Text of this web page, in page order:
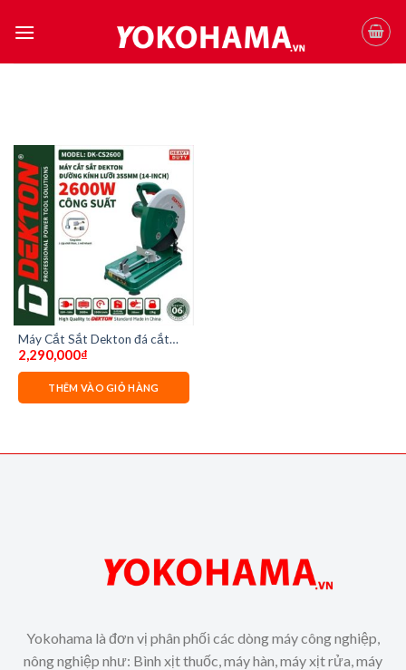
Máy Cắt Sắt Dekton đá cắt
355 DK-CS2600
2,290,000₫
THÊM VÀO GIỎ HÀNG
Yokohama là đơn vị phân phối các dòng máy công nghiệp,
nông nghiệp như: Bình xịt thuốc, máy hàn, máy xịt rửa, máy